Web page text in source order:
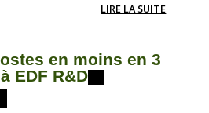
LIRE LA SUITE
en moins en 3
EDF R&D